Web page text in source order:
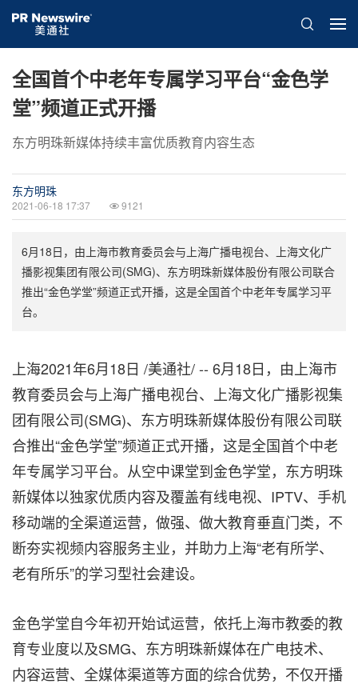
全国首个中老年专属学习平台“金色学
堂”频道正式开播
东方明珠新媒体持续丰富优质教育内容生态
东方明珠
2021-06-18 17:37 9121
6月18日，由上海市教育委员会与上海广播电视台、上海文化广
播影视集团有限公司(SMG)、东方明珠新媒体股份有限公司联合
推出“金色学堂”频道正式开播，这是全国首个中老年专属学习平
台。
上海2021年6月18日 /美通社/ -- 6月18日，由上海市
教育委员会与上海广播电视台、上海文化广播影视集
团有限公司(SMG)、东方明珠新媒体股份有限公司联
合推出“金色学堂”频道正式开播，这是全国首个中老
年专属学习平台。从空中课堂到金色学堂，东方明珠
新媒体以独家优质内容及覆盖有线电视、IPTV、手机
移动端的全渠道运营，做强、做大教育垂直门类，不
断夯实视频内容服务主业，并助力上海“老有所学、
老有所乐”的学习型社会建设。
金色学堂自今年初开始试运营，依托上海市教委的教
育专业度以及SMG、东方明珠新媒体在广电技术、
内容运营、全媒体渠道等方面的综合优势，不仅开播